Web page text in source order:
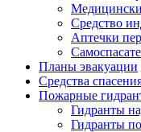
Средство
Аптечки
Планы эвакуации
Средства
Пожарные
Гидранты
Гидранты